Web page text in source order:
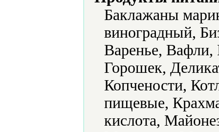
Баклажаны
виноградный,
Варенье, Вафли,
Горошек,
Копчености,
пищевые,
кислота,